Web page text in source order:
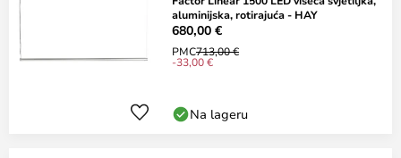
aluminijska, rotirajuća - HAY
680,00 €
PMC713,00 €
-33,00 €
Na lageru